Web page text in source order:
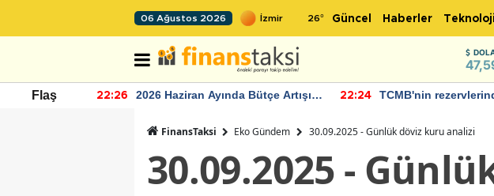
06 Ağustos 2026 26° Güncel Haberler Teknoloji
Flaş 22:26
2026 Haziran Ayında Bütçe Artışı
22:24
TCMB'nin
FinansTaksi Eko Gündem 30.09.2025 - Günlük döviz kuru analizi
30.09.2025 -